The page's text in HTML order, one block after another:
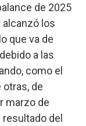
de 2025
alcanzó los
que va de
a las
como el
de
marzo de
del